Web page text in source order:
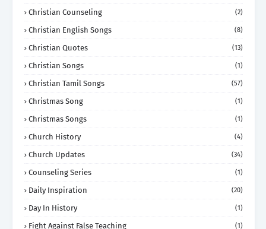
Christian Counseling (2)
Christian English Songs (8)
Christian Quotes (13)
Christian Songs (1)
Christian Tamil Songs (57)
Christmas Song (1)
Christmas Songs (1)
Church History (4)
Church Updates (34)
Counseling Series (1)
Daily Inspiration (20)
Day In History (1)
Fight Against False Teaching (1)